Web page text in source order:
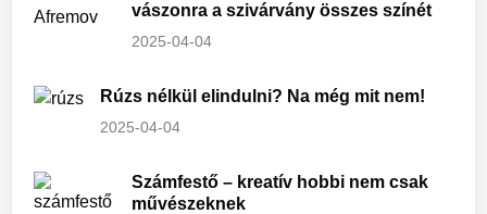
vászonra a szivárvány összes színét
2025-04-04
Rúzs nélkül elindulni? Na még mit nem!
2025-04-04
Számfestő – kreatív hobbi nem csak
művészeknek